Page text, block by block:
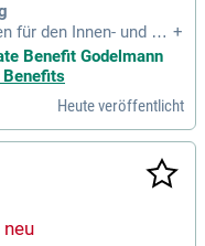
für den Innen- und Au
breites Sortiment a
und Designelem
+
Benefit Godelmann
Heute veröffentlicht